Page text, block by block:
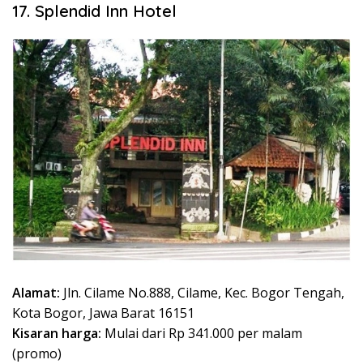
17. Splendid Inn Hotel
Alamat: Jln. Cilame No.888, Cilame, Kec. Bogor Tengah,
Kota Bogor, Jawa Barat 16151
Kisaran harga: Mulai dari Rp 341.000 per malam
(promo)